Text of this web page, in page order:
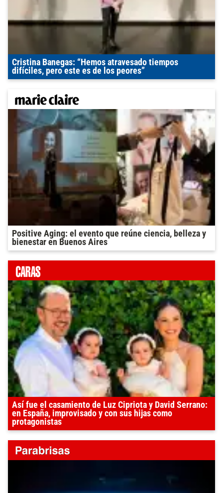
Cristina Banegas: “Hemos atravesado tiempos
difíciles, pero este es de los peores”
Positive Aging: el evento que reúne ciencia, belleza y
bienestar en Buenos Aires
Así fue el casamiento de Luz Cipriota y David Serrano:
en España, improvisado y con sus hijas como
protagonistas